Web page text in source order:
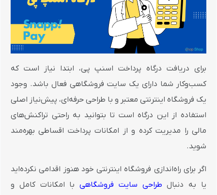
برای دریافت درگاه پرداخت اسنپ پی، ابتدا نیاز است که
کسب‌وکار شما دارای یک سایت فروشگاهی فعال باشد. وجود
یک فروشگاه اینترنتی معتبر و با طراحی حرفه‌ای، پیش‌نیاز اصلی
استفاده از این درگاه است تا بتوانید به راحتی تراکنش‌های
مالی را مدیریت کرده و از امکانات پرداخت اقساطی بهره‌مند
شوید.
اگر برای راه‌اندازی فروشگاه اینترنتی خود هنوز اقدامی نکرده‌اید
یا به دنبال طراحی سایت فروشگاهیبا امکانات کامل و